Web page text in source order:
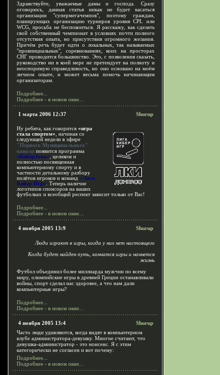
Здравствуйте, уважаемые дамы и господа. Сразу
оговорюсь, данная статья никак не будет касаться
организации "супермегачемпов", поэтому граждан,
планирующих организацию турниров уровня CPL или
WCG, просьба не беспокоиться. Я расскажу, как сделать
свой собственный чемпионат в условиях почти полного
отсутствия опыта, но присутствия огромного желания.
Причём речь будет идти о локальных, так называемых
"провинциальных", соревнованиях, коих на просторах
СНГ проводится большинство. Это, с позволения сказать,
руководство ни в коей мере не претендует на полноту и
неоспоримую справедливость, но оно основано на моём
личном опыте, и может весьма помочь начинающим
организаторам.
Подробнее...
Подробнее - в новом окне...
1 марта 2006 12:37 Shurup
Ну ребята, как говорится «игра
стала спортом» , начиная со
следующей недели в эфире
"Первого Муниципального"
канала появится программа
«КиберЗона» , целиком и
полностью посвященная
компьютерному спорту и в
частности детальному разбору
полётов игроков и команд «Лиги
Кибер Игр» . Теперь наличие
логотипов спонсоров на ваших
футболках и всеобщий респект зависит только от Вас!
Подробнее...
Подробнее - в новом окне...
4 ноября 2005 13:9 Shurup
Люди играют в игры, когда у них нет настоящего
Когда будет найден путь, кончатся игры и начнется
жизнь
Футбол объединил более миллиарда мужчин по всему
миру, олимпийские игры в древней Греции останавливали
войны, спорт сделал нас здоровее, а что нам дали
компьютерные игры?
Подробнее...
Подробнее - в новом окне...
4 ноября 2005 13:4
Shurup
Часто люди удивляются, когда видят в компьютерном
клубе администратора-девушку. Многие считают, что
девушка-администратор - это нонсенс. Я с этим
категорически не согласен и вот почему:
Подробнее...
Подробнее - в новом окне...